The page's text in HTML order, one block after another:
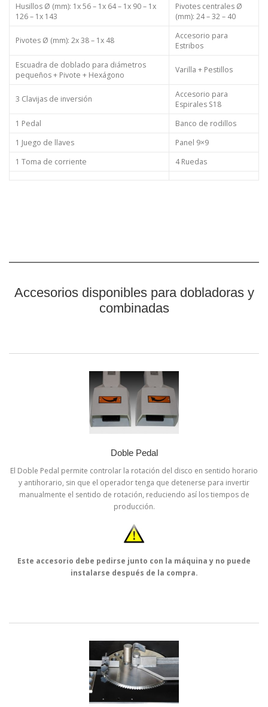
Husillos Ø (mm): 1x 56 – 1x 64 – 1x 90 – 1x
126 – 1x 143
Pivotes centrales Ø
(mm): 24 – 32 – 40
Pivotes Ø (mm): 2x 38 – 1x 48
Accesorio para
Estribos
Escuadra de doblado para diámetros
pequeños + Pivote + Hexágono
Varilla + Pestillos
3 Clavijas de inversión
Accesorio para
Espirales S18
1 Pedal
Banco de rodillos
1 Juego de llaves
Panel 9×9
1 Toma de corriente
4 Ruedas
Accesorios disponibles para dobladoras y
combinadas
Doble Pedal
El Doble Pedal permite controlar la rotación del disco en sentido horario
y antihorario, sin que el operador tenga que detenerse para invertir
manualmente el sentido de rotación, reduciendo así los tiempos de
producción.
Este accesorio debe pedirse junto con la máquina y no puede
instalarse después de la compra.